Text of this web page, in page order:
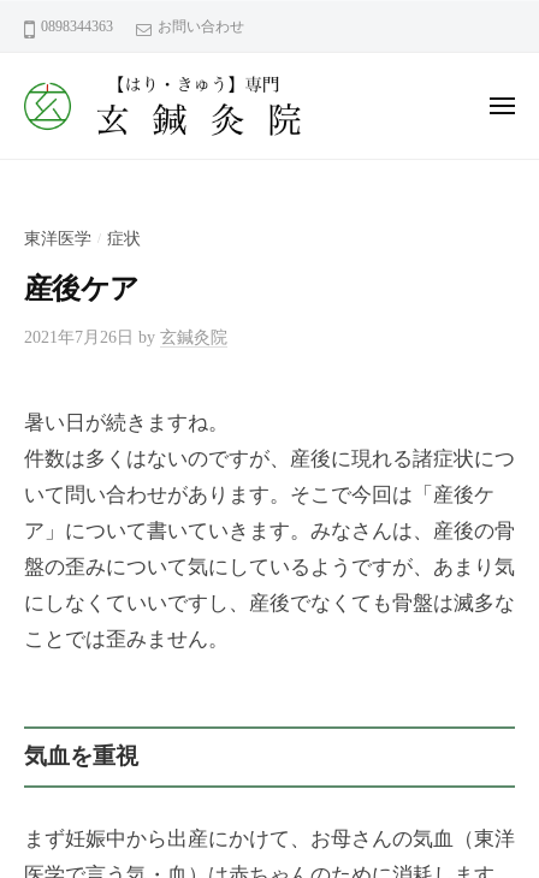
0898344363 お問い合わせ
灸
｜
今
近
見
町
【
東
洋
医
は
り
き
ゅ
鍼
か
ら
こ
「
術
」
メ
東洋医学 / 症状
産後ケア
2021年7月26日 by 玄鍼灸院
暑い日が続きますね。
件数は多くはないのですが、産後に現れる諸症状につ
いて問い合わせがあります。そこで今回は「産後ケ
ア」について書いていきます。みなさんは、産後の骨
盤の歪みについて気にしているようですが、あまり気
にしなくていいですし、産後でなくても骨盤は滅多な
ことでは歪みません。
気血を重視
まず妊娠中から出産にかけて、お母さんの気血（東洋
鍼
院
｜
近
町
東
学
（
は
り
・
き
ゅ
う
専
門